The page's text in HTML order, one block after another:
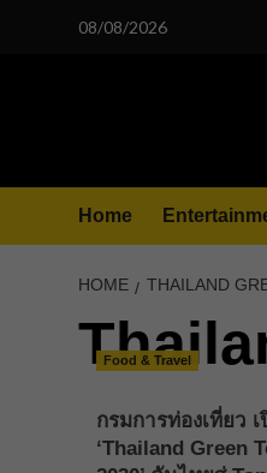
08/08/2026
Home
HOME THAILAND
Food & Travel
กรมการท่องเที่ยว
‘Thailand Green